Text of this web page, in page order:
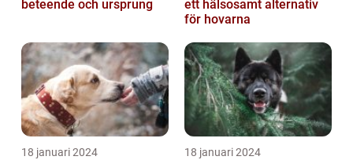
beteende och ursprung
ett hälsosamt alternativ
för hovarna
18 januari 2024 18 januari 2024